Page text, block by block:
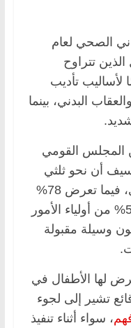
الصحي لعام
الذين تتراوح
بين عام واحد و14 عامًا لأساليب تأديب
البدني، بينما
المجلس القومي
أن نحو ثلثي
الأطفال تعرضوا للعنف الجسدي، فيما تعرض 78%
للعنف النفسي، في حين يرى 50% من أولياء الأمور
وسيلة مقبولة
لها الأطفال في
تشير إلى لجوء
، سواء أثناء تنفيذ